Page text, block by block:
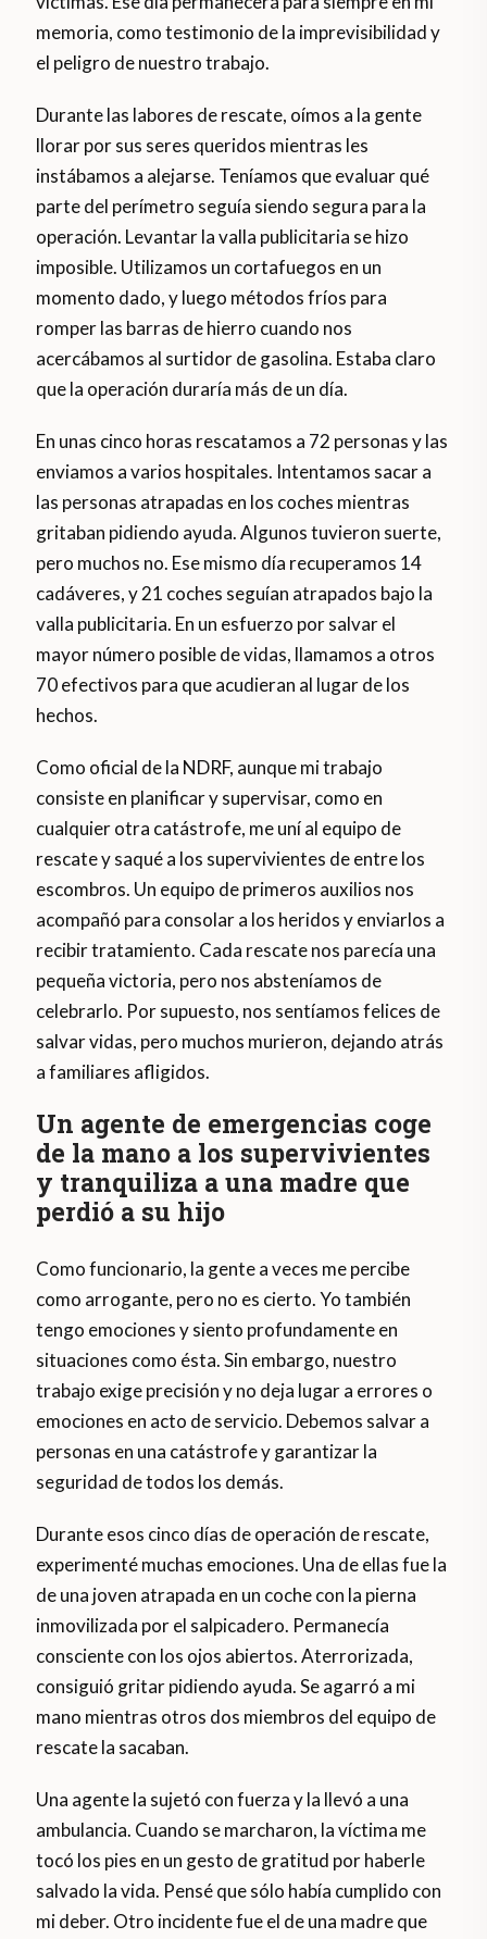
memoria, como testimonio de la imprevisibilidad y
el peligro de nuestro trabajo.
Durante las labores de rescate, oímos a la gente
llorar por sus seres queridos mientras les
instábamos a alejarse. Teníamos que evaluar qué
parte del perímetro seguía siendo segura para la
operación. Levantar la valla publicitaria se hizo
imposible. Utilizamos un cortafuegos en un
momento dado, y luego métodos fríos para
romper las barras de hierro cuando nos
acercábamos al surtidor de gasolina. Estaba claro
que la operación duraría más de un día.
En unas cinco horas rescatamos a 72 personas y las
enviamos a varios hospitales. Intentamos sacar a
las personas atrapadas en los coches mientras
gritaban pidiendo ayuda. Algunos tuvieron suerte,
pero muchos no. Ese mismo día recuperamos 14
cadáveres, y 21 coches seguían atrapados bajo la
valla publicitaria. En un esfuerzo por salvar el
mayor número posible de vidas, llamamos a otros
70 efectivos para que acudieran al lugar de los
hechos.
Como oficial de la NDRF, aunque mi trabajo
consiste en planificar y supervisar, como en
cualquier otra catástrofe, me uní al equipo de
rescate y saqué a los supervivientes de entre los
escombros. Un equipo de primeros auxilios nos
acompañó para consolar a los heridos y enviarlos a
recibir tratamiento. Cada rescate nos parecía una
pequeña victoria, pero nos absteníamos de
celebrarlo. Por supuesto, nos sentíamos felices de
salvar vidas, pero muchos murieron, dejando atrás
a familiares afligidos.
Un agente de emergencias coge
de la mano a los supervivientes
y tranquiliza a una madre que
perdió a su hijo
Como funcionario, la gente a veces me percibe
como arrogante, pero no es cierto. Yo también
tengo emociones y siento profundamente en
situaciones como ésta. Sin embargo, nuestro
trabajo exige precisión y no deja lugar a errores o
emociones en acto de servicio. Debemos salvar a
personas en una catástrofe y garantizar la
seguridad de todos los demás.
Durante esos cinco días de operación de rescate,
experimenté muchas emociones. Una de ellas fue la
de una joven atrapada en un coche con la pierna
inmovilizada por el salpicadero. Permanecía
consciente con los ojos abiertos. Aterrorizada,
consiguió gritar pidiendo ayuda. Se agarró a mi
mano mientras otros dos miembros del equipo de
rescate la sacaban.
Una agente la sujetó con fuerza y la llevó a una
ambulancia. Cuando se marcharon, la víctima me
tocó los pies en un gesto de gratitud por haberle
salvado la vida. Pensé que sólo había cumplido con
mi deber. Otro incidente fue el de una madre que